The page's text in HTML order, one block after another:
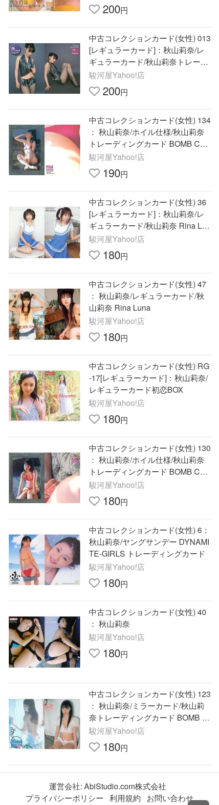
200円
中古コレクションカード(女性) 013
[レギュラーカード]：秋山莉奈/レ
ギュラーカード/秋山莉奈トレーデ
ィングカード BOM
駿河屋Yahoo!店
200円
中古コレクションカード(女性) 134
： 秋山莉奈/ホイル仕様/秋山莉奈
トレーディングカード BOMB CAR
D LIM
駿河屋Yahoo!店
190円
中古コレクションカード(女性) 36
[レギュラーカード]：秋山莉奈/レ
ギュラーカード/秋山莉奈 Rina Lun
a
駿河屋Yahoo!店
180円
中古コレクションカード(女性) 47
： 秋山莉奈/レギュラーカード/秋
山莉奈 Rina Luna
駿河屋Yahoo!店
180円
中古コレクションカード(女性) RG
-17[レギュラーカード]：秋山莉奈/
レギュラーカード初恋BOX
駿河屋Yahoo!店
180円
中古コレクションカード(女性) 130
： 秋山莉奈/ホイル仕様/秋山莉奈
トレーディングカード BOMB CAR
D LIM
駿河屋Yahoo!店
180円
中古コレクションカード(女性) 6：
秋山莉奈/ヤングサンデー DYNAMI
TE-GIRLS トレーディングカード
駿河屋Yahoo!店
180円
中古コレクションカード(女性) 40
： 秋山莉奈
駿河屋Yahoo!店
180円
中古コレクションカード(女性) 123
： 秋山莉奈/ミラーカード/秋山莉
奈トレーディングカード BOMB C
ARD L
駿河屋Yahoo!店
180円
運営会社: AbiStudio.com株式会社
プライバシーポリシー 利用規約 お問い合わせ